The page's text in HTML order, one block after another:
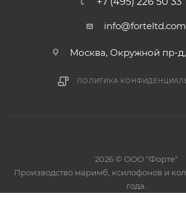
info@forteltd.com
Москва, Окружной пр-д,
ПОЛИТИКА
2026 © ООО "Форте"
Производство маримб, ксилофонов и
года.